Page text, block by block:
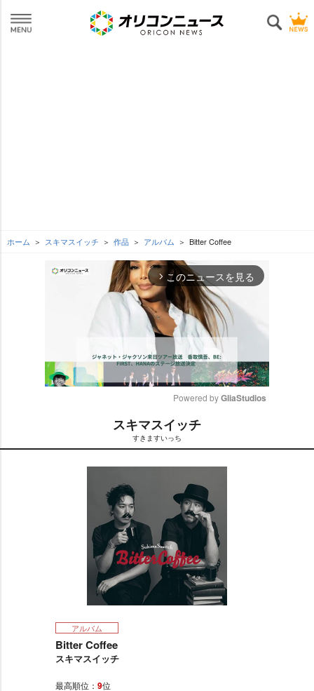
ホーム スキマスイッチ 作品 アルバム Bitter Coffee
arrow_forward_ios このニュースを見る
t
e
Powered by GliaStudios
スキマスイッチ
すきますいっち
アルバム
Bitter Coffee
スキマスイッチ
最高順位： 9位